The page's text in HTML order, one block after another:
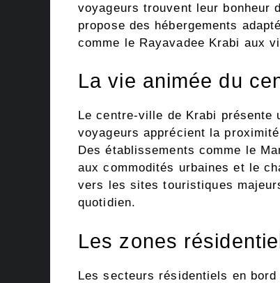
voyageurs trouvent leur bonheur
propose des hébergements
comme le Rayavadee Krabi aux
La vie animée du
Le centre-ville de Krabi présente
voyageurs apprécient la
Des établissements comme le
aux commodités urbaines et le
vers les sites touristiques
quotidien.
Les zones
Les secteurs résidentiels en